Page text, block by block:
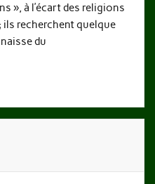
», à l’écart des religions
recherchent quelque
du